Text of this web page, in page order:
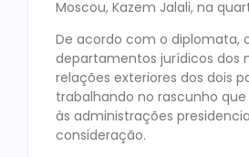
Moscou, Kazem Jalali, na
De acordo com o diplomata,
departamentos jurídicos dos
relações exteriores dos dois
trabalhando no rascunho
às administrações
consideração.